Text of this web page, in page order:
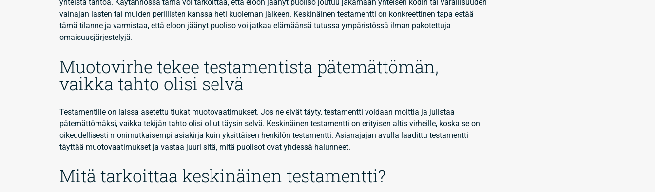
yhteistä tahtoa. Käytännössä tämä voi tarkoittaa, että eloon jäänyt puoliso joutuu jakamaan yhteisen kodin tai varallisuuden
vainajan lasten tai muiden perillisten kanssa heti kuoleman jälkeen. Keskinäinen testamentti on konkreettinen tapa estää
tämä tilanne ja varmistaa, että eloon jäänyt puoliso voi jatkaa elämäänsä tutussa ympäristössä ilman pakotettuja
omaisuusjärjestelyjä.
Muotovirhe tekee testamentista pätemättömän,
vaikka tahto olisi selvä
Testamentille on laissa asetettu tiukat muotovaatimukset. Jos ne eivät täyty, testamentti voidaan moittia ja julistaa
pätemättömäksi, vaikka tekijän tahto olisi ollut täysin selvä. Keskinäinen testamentti on erityisen altis virheille, koska se on
oikeudellisesti monimutkaisempi asiakirja kuin yksittäisen henkilön testamentti. Asianajajan avulla laadittu testamentti
täyttää muotovaatimukset ja vastaa juuri sitä, mitä puolisot ovat yhdessä halunneet.
Mitä tarkoittaa keskinäinen testamentti?